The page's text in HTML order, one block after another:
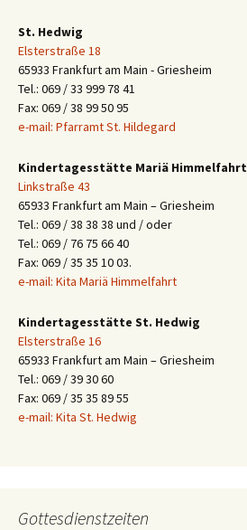
St. Hedwig
Elsterstraße 18
65933 Frankfurt am Main - Griesheim
Tel.: 069 / 33 999 78 41
Fax: 069 / 38 99 50 95
e-mail: Pfarramt St. Hildegard
Kindertagesstätte Mariä Himmelfahrt
Linkstraße 43
65933 Frankfurt am Main – Griesheim
Tel.: 069 / 38 38 38 und / oder
Tel.: 069 / 76 75 66 40
Fax: 069 / 35 35 10 03.
e-mail: Kita Mariä Himmelfahrt
Kindertagesstätte St. Hedwig
Elsterstraße 16
65933 Frankfurt am Main – Griesheim
Tel.: 069 / 39 30 60
Fax: 069 / 35 35 89 55
e-mail: Kita St. Hedwig
Gottesdienstzeiten